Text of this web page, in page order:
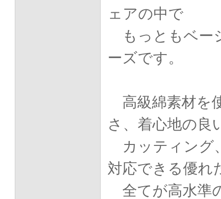
ェアの中で
もっともベー
ーズです。
高級綿素材を
さ、着心地の良
カッティング
対応できる優れ
全てが高水準